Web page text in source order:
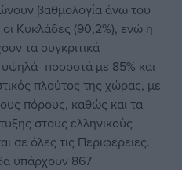
βαθμολογία άνω του
Κυκλάδες (90,2%), ενώ η
τα συγκριτικά
ποσοστά με 85% και
πλούτος της χώρας, με
πόρους, καθώς και τα
στους ελληνικούς
σε όλες τις Περιφέρειες.
υπάρχουν 867